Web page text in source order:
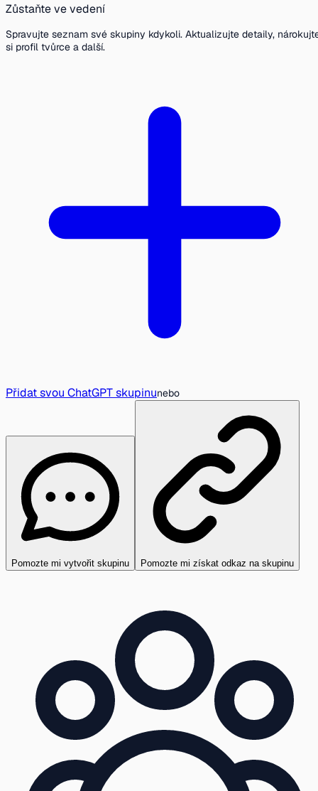
Zůstaňte ve vedení
Spravujte seznam své skupiny kdykoli. Aktualizujte detaily,
si profil tvůrce a další.
Přidat svou ChatGPT skupinunebo
Pomozte mi vytvořit skupinu Pomozte mi získat odkaz na skupinu